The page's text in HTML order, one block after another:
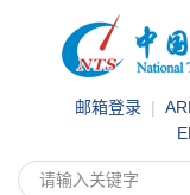
邮箱登录 |